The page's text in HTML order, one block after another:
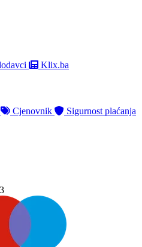
Klix.ba
Cjenovnik Sigurnost plaćanja